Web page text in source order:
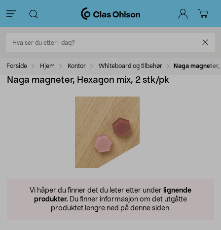
Forside Hjem Kontor Whiteboard og tilbehør Naga
Naga magneter, Hexagon mix, 2 stk/pk
Vi håper du finner det du leter etter under lignende
produkter. Du finner informasjon om det utgåtte
produktet lengre ned på denne siden.